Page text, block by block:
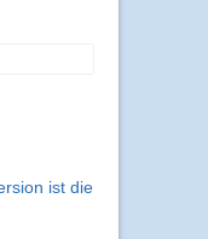
ist die